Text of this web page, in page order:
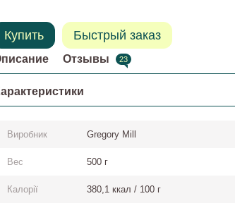
Купить Быстрый заказ
Отзывы 23
Виробник Gregory Mill
Вес 500 г
Калорії 380,1 ккал / 100 г